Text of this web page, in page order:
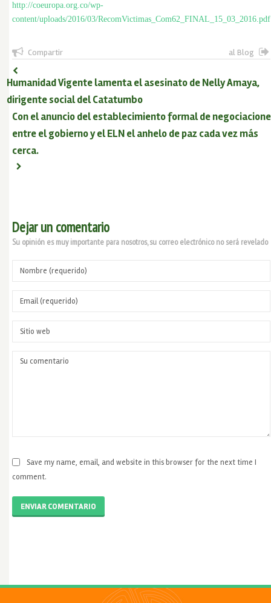
http://coeuropa.org.co/wp-
content/uploads/2016/03/RecomVictimas_Com62_FINAL_15_03_2016.pdf
Compartir al Blog
Humanidad Vigente lamenta el asesinato de Nelly Amaya,
dirigente social del Catatumbo
Con el anuncio del establecimiento formal de
entre el gobierno y el ELN el anhelo de paz cada vez más
cerca.
Dejar un comentario
Su opinión es muy importante para nosotros, su correo electrónico no será revelado
Save my name, email, and website in this browser for the next time I
comment.
ENVIAR COMENTARIO